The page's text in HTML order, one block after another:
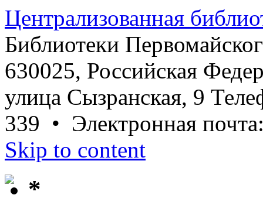
Централизованная
Библиотеки
630025, Российская
улица Сызранская, 9
339 • Электронная
Skip to content
*